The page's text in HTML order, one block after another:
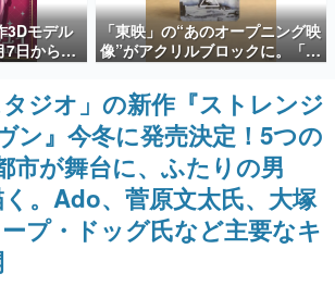
入り記事
散数が数千以上！ ページビュー数万以上！ などな
くの人々に読まれた、電ファミ渾身の“殿堂入り”記
とめました。
ムの企画書
ームクリエイターの方々に製作時のエピソードをお
、ヒットする企画（ゲーム）とは何か？を探ってい
語を解いてはいけない。『赫本』は、〈試験問題〉
した短編ホラー小説集です。
に訊く
プロ野球選手から称賛の声
3Dモデル
7日から
に光る星
小悪魔か
「東映」の“あのオープニング映
像”がアクリルブロックに。「東
映ヒストリカル グッズコレクシ
ョン」が8月下旬より発売
タジオ」の新作『ストレンジ
ン』今冬に発売決定！5つの
市が舞台に、ふたりの男
。Ado、菅原文太氏、大塚
プ・ドッグ氏など主要なキ